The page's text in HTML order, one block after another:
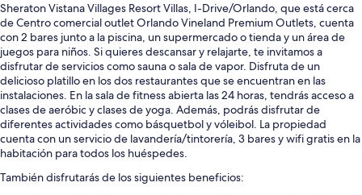
Sheraton Vistana Villages Resort Villas, I-Drive/Orlando, que está cerca
de Centro comercial outlet Orlando Vineland Premium Outlets, cuenta
con 2 bares junto a la piscina, un supermercado o tienda y un área de
juegos para niños. Si quieres descansar y relajarte, te invitamos a
disfrutar de servicios como sauna o sala de vapor. Disfruta de un
delicioso platillo en los dos restaurantes que se encuentran en las
instalaciones. En la sala de fitness abierta las 24 horas, tendrás acceso a
clases de aeróbic y clases de yoga. Además, podrás disfrutar de
diferentes actividades como básquetbol y vóleibol. La propiedad
cuenta con un servicio de lavandería/tintorería, 3 bares y wifi gratis en la
habitación para todos los huéspedes.
También disfrutarás de los siguientes beneficios: